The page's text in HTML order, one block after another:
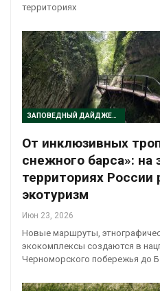
территориях
ЗАПОВЕДНЫЙ ДАЙДЖЕСТ
От инклюзивных
снежного барса»: на
территориях России
экотуризм
Июн 23, 2026
Новые маршруты,
экокомплексы создаются в
Черноморского побережья до